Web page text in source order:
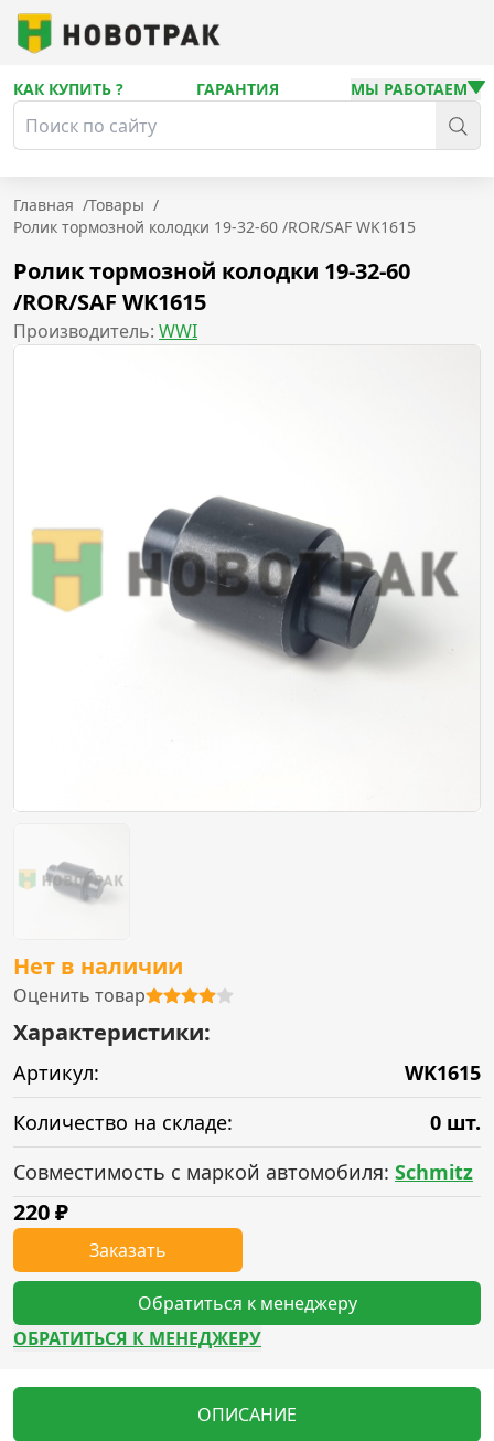
КАК КУПИТЬ ? ГАРАНТИЯ МЫ РАБОТАЕМ
Главная /Товары /
Ролик тормозной колодки 19-32-60 /ROR/SAF WK1615
Ролик тормозной колодки 19-32-60
/ROR/SAF WK1615
Производитель: WWI
Нет в наличии
Оценить товар
Характеристики:
Артикул:
WK1615
Количество на складе:
0 шт.
Совместимость с маркой автомобиля: Schmitz
220₽
Заказать
Обратиться к менеджеру
ОБРАТИТЬСЯ К МЕНЕДЖЕРУ
ОПИСАНИЕ